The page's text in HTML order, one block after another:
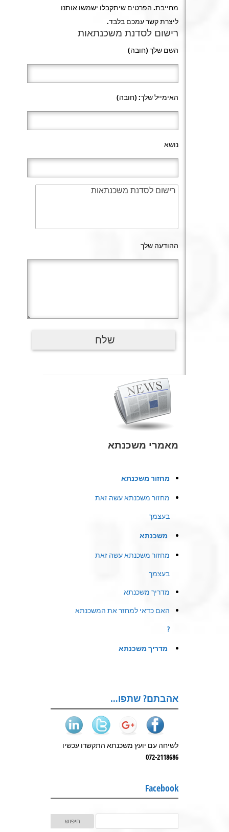
מחייבת. הפרטים שיתקבלו ישמשו אותנו
ליצרת קשר עמכם בלבד.
רישום לסדנת משכנתאות
השם שלך (חובה)
האימייל שלך: (חובה)
נושא
ההודעה שלך
מאמרי משכנתא
מחזור משכנתא
מחזור משכנתא עשה זאת
בעצמך
משכנתא
מחזור משכנתא עשה זאת
בעצמך
מדריך משכנתא
האם כדאי למחזר את המשכנתא
?
מדריך משכנתא
אהבתם? שתפו…
לשיחה עם יועץ משכנתא התקשרו עכשיו
072-2118686
Facebook